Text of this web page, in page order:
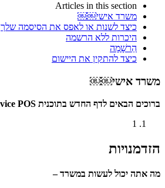
Articles in this section
משרד אישי￼￼
כיצד לשנות או לאפס את הסיסמה שלך
היכרות ללא הרשמה
הַרשָׁמָה
כיצד להתקין את היישום
משרד אישי￼￼
ברוכים הבאים לדף החדש בתוכנית Skyservice POS – חשבון אישי!
1
הזדמנויות
מה אתה יכול לעשות במשרד –